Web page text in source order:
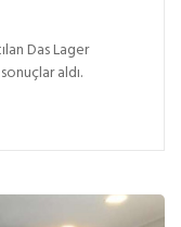
Das Lager
aldı.